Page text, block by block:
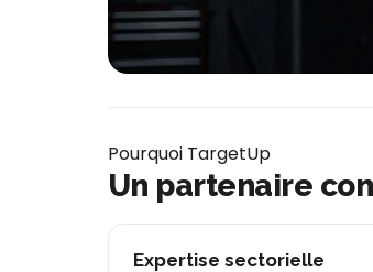
Pourquoi TargetUp
Un partenaire
Expertise sectorielle